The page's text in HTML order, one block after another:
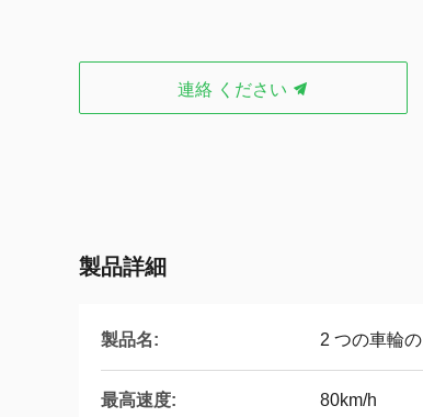
連絡 ください
製品詳細
製品名: 2 つの車輪
最高速度: 80km/h